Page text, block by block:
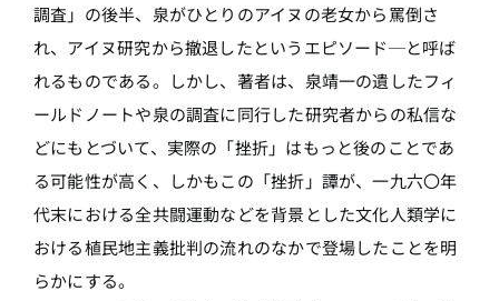
調査」の後半、泉がひとりのアイヌの老女から罵倒さ
れ、アイヌ研究から撤退したというエピソード─と呼ば
れるものである。しかし、著者は、泉靖一の遺したフィ
ールドノートや泉の調査に同行した研究者からの私信な
どにもとづいて、実際の「挫折」はもっと後のことであ
る可能性が高く、しかもこの「挫折」譚が、一九六〇年
代末における全共闘運動などを背景とした文化人類学に
おける植民地主義批判の流れのなかで登場したことを明
らかにする。